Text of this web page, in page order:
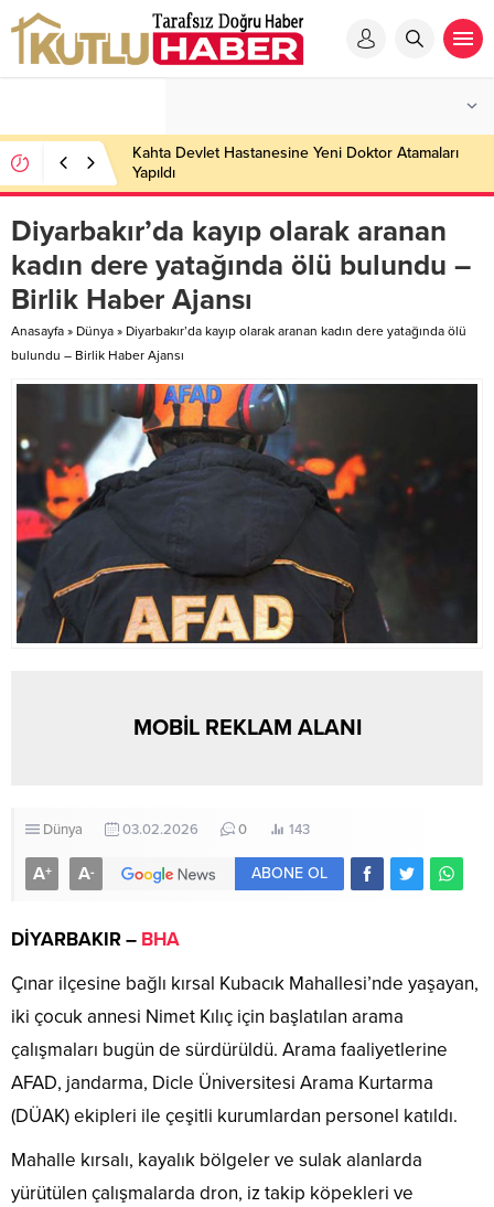
Kahta Devlet Hastanesine Yeni Doktor Atamaları
Yapıldı
Diyarbakır’da kayıp olarak aranan
kadın dere yatağında ölü bulundu –
Birlik Haber Ajansı
Anasayfa » Dünya » Diyarbakır’da kayıp olarak aranan kadın dere yatağında ölü
bulundu – Birlik Haber Ajansı
MOBİL REKLAM ALANI
Dünya 03.02.2026 0 143
A+ A- ABONE OL
DİYARBAKIR – BHA
Çınar ilçesine bağlı kırsal Kubacık Mahallesi’nde yaşayan,
iki çocuk annesi Nimet Kılıç için başlatılan arama
çalışmaları bugün de sürdürüldü. Arama faaliyetlerine
AFAD, jandarma, Dicle Üniversitesi Arama Kurtarma
(DÜAK) ekipleri ile çeşitli kurumlardan personel katıldı.
Mahalle kırsalı, kayalık bölgeler ve sulak alanlarda
yürütülen çalışmalarda dron, iz takip köpekleri ve